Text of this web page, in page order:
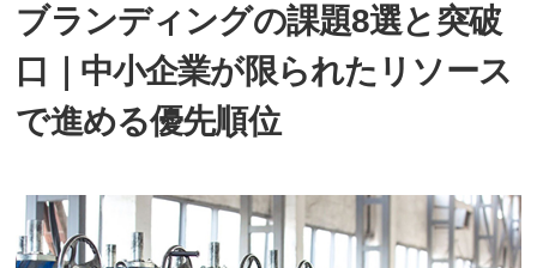
ブランディングの課題8選と突破
口｜中小企業が限られたリソース
で進める優先順位